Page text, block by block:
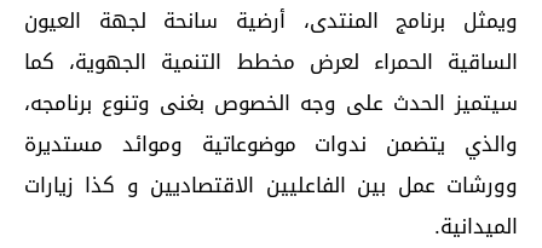
ويمثل برنامج المنتدى، أرضية سانحة لجهة العيون
الساقية الحمراء لعرض مخطط التنمية الجهوية، كما
سيتميز الحدث على وجه الخصوص بغنى وتنوع برنامجه،
والذي يتضمن ندوات موضوعاتية وموائد مستديرة
وورشات عمل بين الفاعليين الاقتصاديين و كذا زيارات
الميدانية.